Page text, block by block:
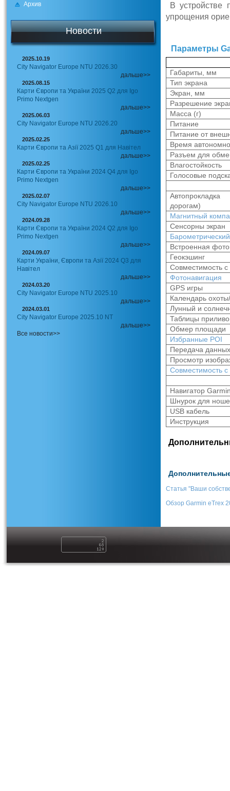
Архив
Новости
2025.10.19
City Navigator Europe NTU 2026.30
дальше>>
2025.08.15
Карти Європи та України 2025 Q2 для Igo
Primo Nextgen
дальше>>
2025.06.03
City Navigator Europe NTU 2026.20
дальше>>
2025.02.25
Карти Європи та Азії 2025 Q1 для Навітел
дальше>>
2025.02.25
Карти Європи та України 2024 Q4 для Igo
Primo Nextgen
дальше>>
2025.02.07
City Navigator Europe NTU 2026.10
дальше>>
2024.09.28
Карти Європи та України 2024 Q2 для Igo
Primo Nextgen
дальше>>
2024.09.07
Карти України, Європи та Азії 2024 Q3 для
Навітел
дальше>>
2024.03.20
City Navigator Europe NTU 2025.10
дальше>>
2024.03.01
City Navigator Europe 2025.10 NT
дальше>>
Все новости>>
В устройстве
упрощения
Параметры
Габариты, мм
Тип экрана
Экран, мм
Разрешение
Масса (г)
Питание
Питание от
Время
Разъем для
Влагостойкость
Голосовые
дорогам)
Магнитный
Сенсорны экран
Встроенная
Геокэшинг
Совместимость
Фотонавигация
GPS игры
Календарь
Лунный и
Таблицы
Обмер площади
Избранные POI
Передача
Просмотр
Совместимость
Навигатор
Шнурок для
USB кабель
Инструкция
Статья "Ваши
Обзор Garmin eTrex